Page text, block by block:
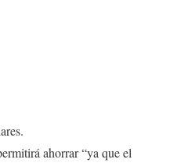
ahorrar “ya que el